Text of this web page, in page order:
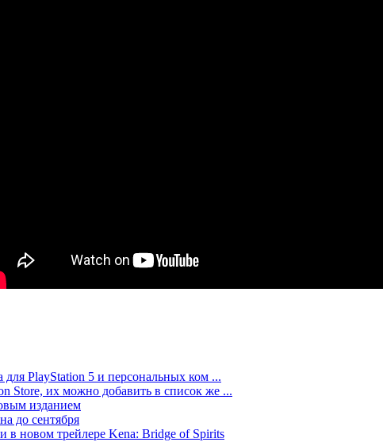
для PlayStation 5 и персональных ком ...
Store, их можно добавить в список же ...
изданием
до сентября
новом трейлере Kena: Bridge of Spirits